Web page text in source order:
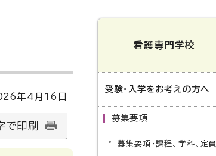
年4月 16 日
で印刷
看護専門学校
受験・入学をお考えの方へ
募集要項
募集要項・課程、学科、定員